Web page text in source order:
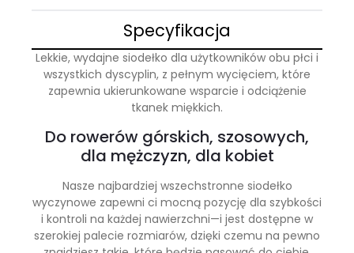
Specyfikacja
Lekkie, wydajne siodełko dla użytkowników obu płci i
wszystkich dyscyplin, z pełnym wycięciem, które
zapewnia ukierunkowane wsparcie i odciążenie
tkanek miękkich.
Do rowerów górskich, szosowych,
dla mężczyzn, dla kobiet
Nasze najbardziej wszechstronne siodełko
wyczynowe zapewni ci mocną pozycję dla szybkości
i kontroli na każdej nawierzchni—i jest dostępne w
szerokiej palecie rozmiarów, dzięki czemu na pewno